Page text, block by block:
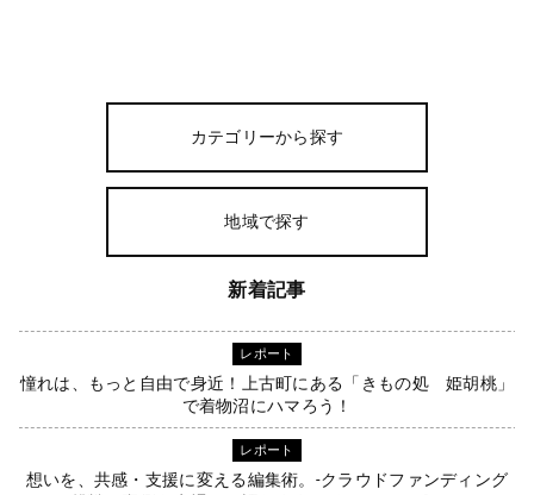
カテゴリーから探す
地域で探す
新着記事
レポート
憧れは、もっと自由で身近！上古町にある「きもの処 姫胡桃」
で着物沼にハマろう！
レポート
想いを、共感・支援に変える編集術。-クラウドファンディング